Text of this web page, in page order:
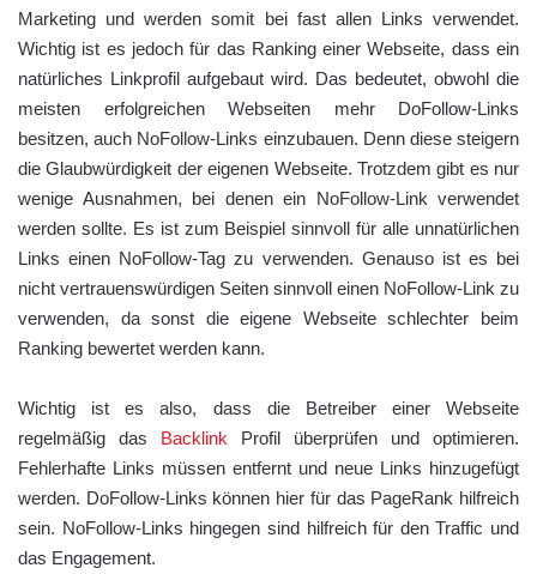
Marketing und werden somit bei fast allen Links verwendet.
Wichtig ist es jedoch für das Ranking einer Webseite, dass ein
natürliches Linkprofil aufgebaut wird. Das bedeutet, obwohl die
meisten erfolgreichen Webseiten mehr DoFollow-Links
besitzen, auch NoFollow-Links einzubauen. Denn diese steigern
die Glaubwürdigkeit der eigenen Webseite. Trotzdem gibt es nur
wenige Ausnahmen, bei denen ein NoFollow-Link verwendet
werden sollte. Es ist zum Beispiel sinnvoll für alle unnatürlichen
Links einen NoFollow-Tag zu verwenden. Genauso ist es bei
nicht vertrauenswürdigen Seiten sinnvoll einen NoFollow-Link zu
verwenden, da sonst die eigene Webseite schlechter beim
Ranking bewertet werden kann.
Wichtig ist es also, dass die Betreiber einer Webseite
regelmäßig das Backlink Profil überprüfen und optimieren.
Fehlerhafte Links müssen entfernt und neue Links hinzugefügt
werden. DoFollow-Links können hier für das PageRank hilfreich
sein. NoFollow-Links hingegen sind hilfreich für den Traffic und
das Engagement.